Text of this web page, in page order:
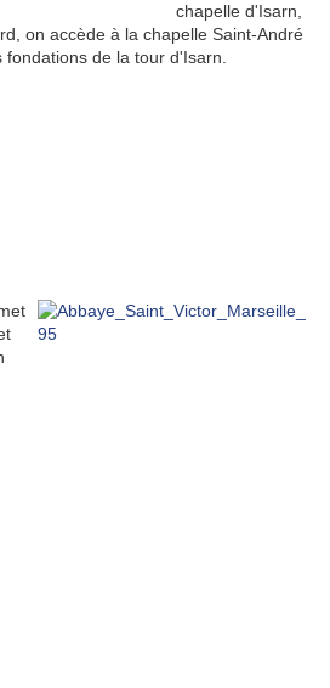
chapelle d'Isarn,
on accède à la chapelle Saint-André
de la tour d'Isarn.